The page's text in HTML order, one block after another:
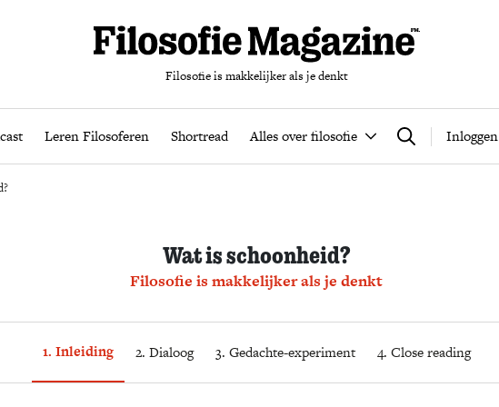
Filosofie is makkelijker als je denkt
Leren Filosoferen Shortread Alles over filosofie Zoeken Inloggen
Podcast Leren Filosoferen Shortread Alles over filosofie
Wat is schoonheid?
Filosofie is makkelijker als je denkt
1. Inleiding 2. Dialoog 3. Gedachte-experiment 4. Close reading